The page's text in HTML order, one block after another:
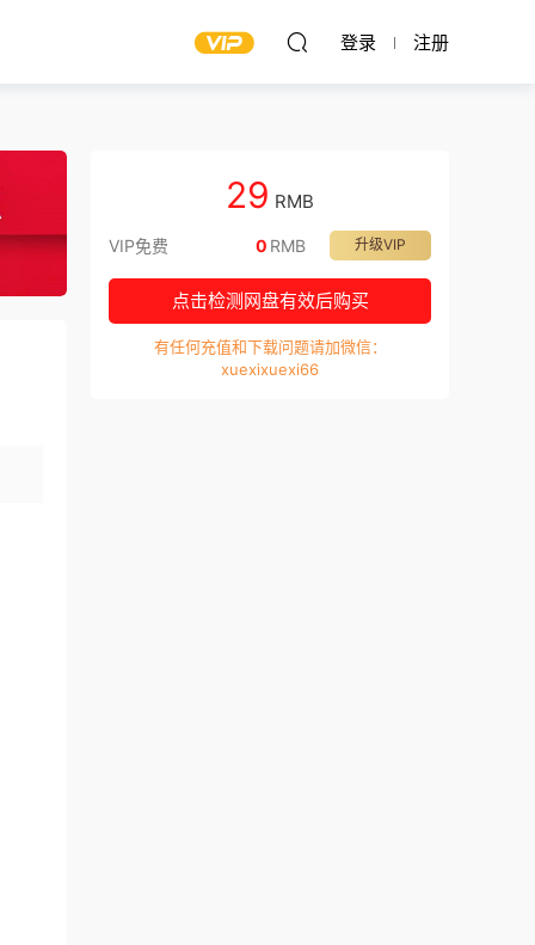
登录 注册
29 RMB
VIP免费 升级VIP
0 RMB
点击检测网盘有效后购买
有任何充值和下载问题请加微信：
xuexixuexi66